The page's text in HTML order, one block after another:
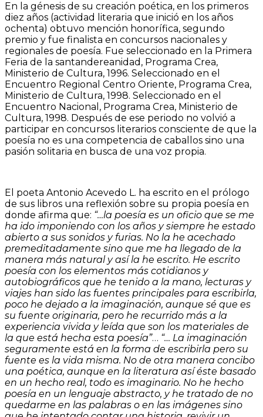
En la génesis de su creación poética, en los primeros
diez años (actividad literaria que inició en los años
ochenta) obtuvo mención honorífica, segundo
premio y fue finalista en concursos nacionales y
regionales de poesía. Fue seleccionado en la Primera
Feria de la santandereanidad, Programa Crea,
Ministerio de Cultura, 1996. Seleccionado en el
Encuentro Regional Centro Oriente, Programa Crea,
Ministerio de Cultura, 1998. Seleccionado en el
Encuentro Nacional, Programa Crea, Ministerio de
Cultura, 1998. Después de ese periodo no volvió a
participar en concursos literarios consciente de que la
poesía no es una competencia de caballos sino una
pasión solitaria en busca de una voz propia.
El poeta Antonio Acevedo L. ha escrito en el prólogo
de sus libros una reflexión sobre su propia poesía en
donde afirma que: “…la poesía es un oficio que se me
ha ido imponiendo con los años y siempre he estado
abierto a sus sonidos y furias. No la he acechado
premeditadamente sino que me ha llegado de la
manera más natural y así la he escrito. He escrito
poesía con los elementos más cotidianos y
autobiográficos que he tenido a la mano, lecturas y
viajes han sido las fuentes principales para escribirla,
poco he dejado a la imaginación, aunque sé que es
su fuente originaria, pero he recurrido más a la
experiencia vivida y leída que son los materiales de
la que está hecha esta poesía”… “… La imaginación
seguramente está en la forma de escribirla pero su
fuente es la vida misma. No de otra manera concibo
una poética, aunque en la literatura así éste basado
en un hecho real, todo es imaginario. No he hecho
poesía en un lenguaje abstracto, y he tratado de no
quedarme en las palabras o en las imágenes sino